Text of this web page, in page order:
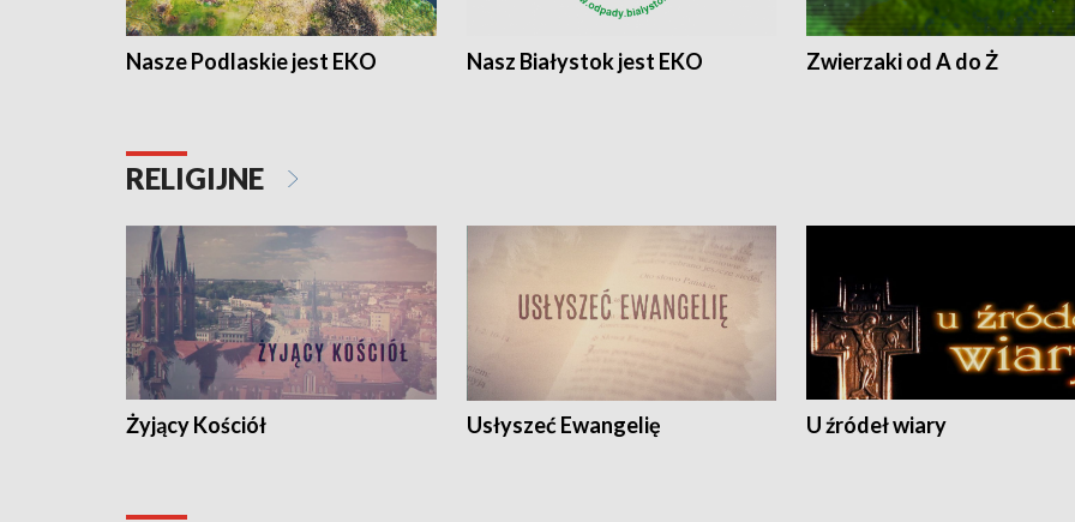
Nasze Podlaskie jest EKO Nasz Białystok jest EKO Zwierzaki od A do Ż
RELIGIJNE
Żyjący Kościół Usłyszeć Ewangelię U źródeł wiary